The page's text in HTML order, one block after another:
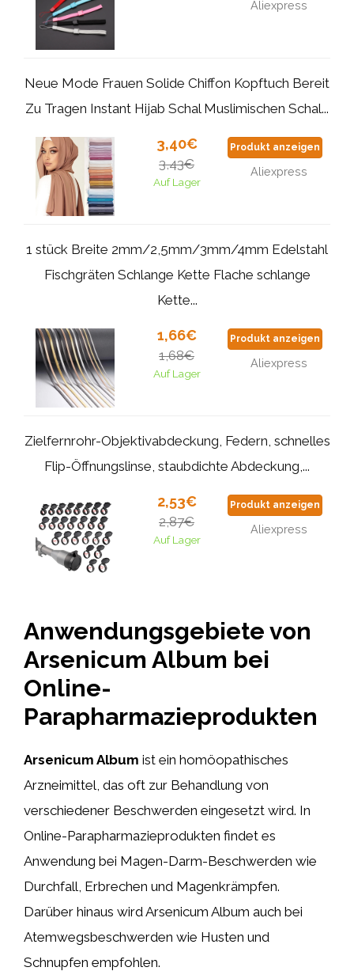
Aliexpress
Neue Mode Frauen Solide Chiffon Kopftuch Bereit
Zu Tragen Instant Hijab Schal Muslimischen Schal...
3,40€
3,43€
Auf Lager
Produkt anzeigen
Aliexpress
1 stück Breite 2mm/2,5mm/3mm/4mm Edelstahl
Fischgräten Schlange Kette Flache schlange
Kette...
1,66€
1,68€
Auf Lager
Produkt anzeigen
Aliexpress
Zielfernrohr-Objektivabdeckung, Federn, schnelles
Flip-Öffnungslinse, staubdichte Abdeckung,...
2,53€
2,87€
Auf Lager
Produkt anzeigen
Aliexpress
Anwendungsgebiete von
Arsenicum Album bei
Online-
Parapharmazieprodukten
Arsenicum Album ist ein homöopathisches
Arzneimittel, das oft zur Behandlung von
verschiedener Beschwerden eingesetzt wird. In
Online-Parapharmazieprodukten findet es
Anwendung bei Magen-Darm-Beschwerden wie
Durchfall, Erbrechen und Magenkrämpfen.
Darüber hinaus wird Arsenicum Album auch bei
Atemwegsbeschwerden wie Husten und
Schnupfen empfohlen.